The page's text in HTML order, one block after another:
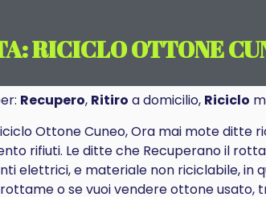
RICICLO OTTONE
Recupero, Ritiro a domicilio, Riciclo
Ottone Cuneo, Ora mai mote
rifiuti. Le ditte che Recuperano il
elettrici, e materiale non riciclabile, in
o se vuoi vendere ottone usato,